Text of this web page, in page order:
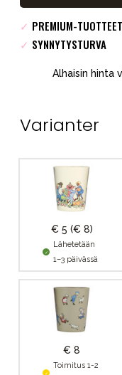
✓ PREMIUM-TUOTTEET
✓ SYNNYTYSTURVA
Alhaisin hinta
Varianter
€ 5 (€ 8)
Lähetetään
1–3 päivässä
€ 8
Toimitus 1-2